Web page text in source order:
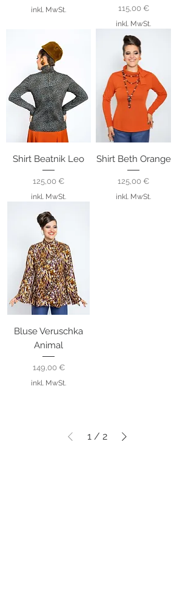
inkl. MwSt. Preis
115,00 €
inkl. MwSt.
Shirt Beatnik Leo
Preis
125,00 €
inkl. MwSt.
Shirt Beth Orange
Preis
125,00 €
inkl. MwSt.
Bluse Veruschka
Animal
Preis
149,00 €
inkl. MwSt.
1 / 2